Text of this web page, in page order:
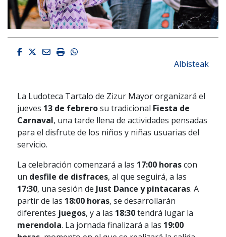
Facebook
Twitter
EmailImprimirWhatsapp
Albisteak
La Ludoteca Tartalo de Zizur Mayor organizará el
jueves 13 de febrerosu tradicional Fiesta de
Carnaval, una tarde llena de actividades pensadas
para el disfrute de los niños y niñas usuarias del
servicio.
La celebración comenzará a las 17:00 horascon
un desfile de disfraces, al que seguirá, a las
17:30, una sesión de Just Dance y pintacaras. A
partir de las 18:00 horas, se desarrollarán
diferentes juegos, y a las 18:30tendrá lugar la
merendola. La jornada finalizará a las 19:00